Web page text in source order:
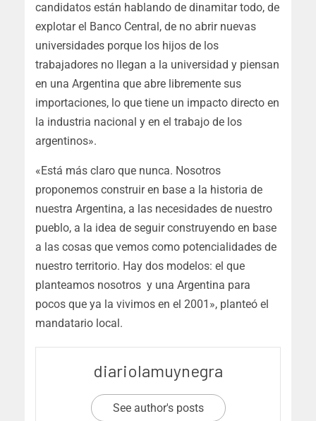
candidatos están hablando de dinamitar todo, de
explotar el Banco Central, de no abrir nuevas
universidades porque los hijos de los
trabajadores no llegan a la universidad y piensan
en una Argentina que abre libremente sus
importaciones, lo que tiene un impacto directo en
la industria nacional y en el trabajo de los
argentinos».
«Está más claro que nunca. Nosotros
proponemos construir en base a la historia de
nuestra Argentina, a las necesidades de nuestro
pueblo, a la idea de seguir construyendo en base
a las cosas que vemos como potencialidades de
nuestro territorio. Hay dos modelos: el que
planteamos nosotros y una Argentina para
pocos que ya la vivimos en el 2001», planteó el
mandatario local.
diariolamuynegra
See author's posts